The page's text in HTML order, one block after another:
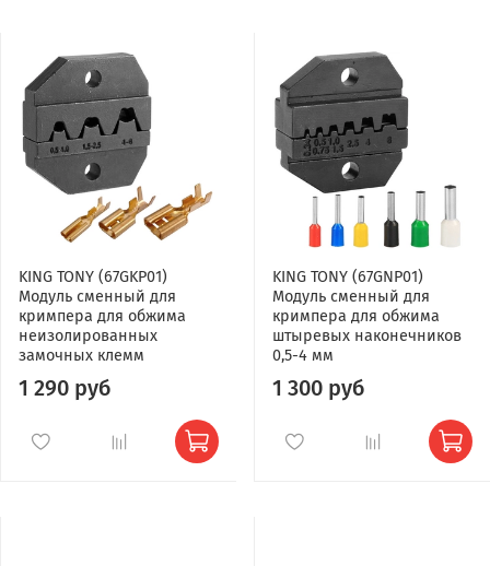
KING TONY (67GKP01)
Модуль сменный для
кримпера для обжима
неизолированных
замочных клемм
1 290 руб
KING TONY (67GNP01)
Модуль сменный для
кримпера для обжима
штыревых наконечников
0,5-4 мм
1 300 руб